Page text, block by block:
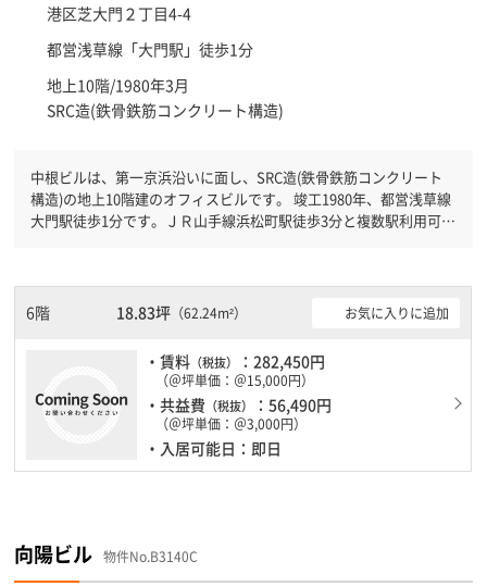
港区芝大門２丁目4-4
都営浅草線「大門駅 」徒歩1分
地上10階/1980年3月
SRC造(鉄骨鉄筋コンクリート構造)
中根ビルは、第一京浜沿いに面し、SRC造(鉄骨鉄筋コンクリート
構造)の地上10階建のオフィスビルです。 竣工1980年、都営浅草線
大門駅徒歩1分です。ＪＲ山手線浜松町駅徒歩3分と複数駅利用可能
6階 18.83坪（62.24m²） お気に入りに追加
・賃料 （税抜） ：282,450円
（＠坪単価：＠15,000円）
・共益費 （税抜） ：56,490円
（＠坪単価：＠3,000円）
・入居可能日：即日
向陽ビル 物件No.B3140C